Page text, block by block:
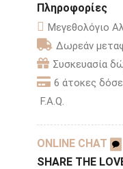
Πληροφορίες
Μεγεθολόγιο
Δωρεάν
Συσκευασία
6 άτοκες
F.A.Q.
ONLINE CHAT
SHARE THE